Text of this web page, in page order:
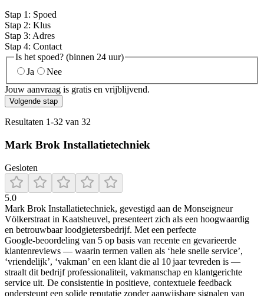
Stap 1 : Spoed
Stap 2: Klus
Stap 3: Adres
Stap 4: Contact
Is het spoed? (binnen 24 uur)
Ja
Nee
Jouw aanvraag is gratis en vrijblijvend.
Volgende stap
Resultaten 1-32 van 32
Mark Brok Installatietechniek
Gesloten
5.0
Mark Brok Installatietechniek, gevestigd aan de Monseigneur
Völkerstraat in Kaatsheuvel, presenteert zich als een hoogwaardig
en betrouwbaar loodgietersbedrijf. Met een perfecte
Google‑beoordeling van 5 op basis van recente en gevarieerde
klantenreviews — waarin termen vallen als ‘hele snelle service’,
‘vriendelijk’, ‘vakman’ en een klant die al 10 jaar tevreden is —
straalt dit bedrijf professionaliteit, vakmanschap en klantgerichte
service uit. De consistentie in positieve, contextuele feedback
ondersteunt een solide reputatie zonder aanwijsbare signalen van